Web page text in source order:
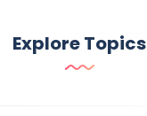
Explore Topics